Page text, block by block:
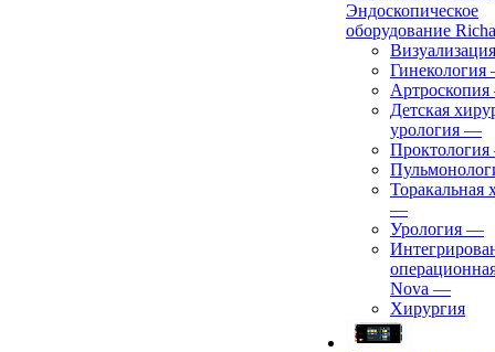
Эндоскопическое
оборудование
Визуализация
Гинекология
Артроскопия
Детская
урология —
Проктология
Торакальная
—
Урология —
Nova —
Хирургия